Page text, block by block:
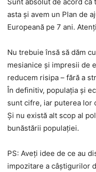
Sunt absolut de acord
asta și avem un Plan de
Europeană pe 7 ani.
Nu trebuie însă să dăm
mesianice și impresii de
reducem risipa – fără a
În definitiv, populația și
sunt cifre, iar puterea lor
Și nu există alt scop al
bunăstării populației.
PS: Aveți idee de ce au
impozitare a câștigurilor